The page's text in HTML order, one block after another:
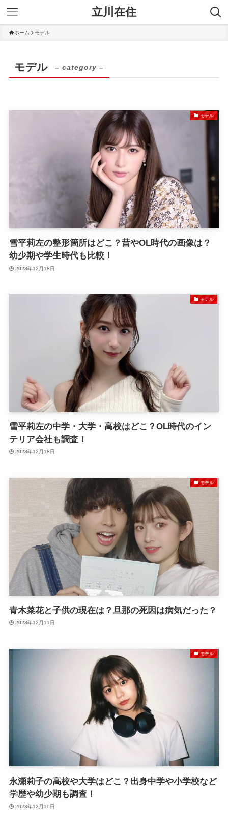
立川在住
ホーム モデル
モデル – category –
モデル
雪平莉左の整形箇所はどこ？昔やOL時代の画像は？
幼少期や学生時代も比較！
2023年12月18日
モデル
雪平莉左の中学・大学・高校はどこ？OL時代のイン
テリア会社も調査！
2023年12月18日
モデル
青木菜花と子供の現在は？旦那の死因は病気だった？
2023年12月11日
モデル
永瀬莉子の高校や大学はどこ？出身中学や小学校など
学歴や幼少期も調査！
2023年12月10日